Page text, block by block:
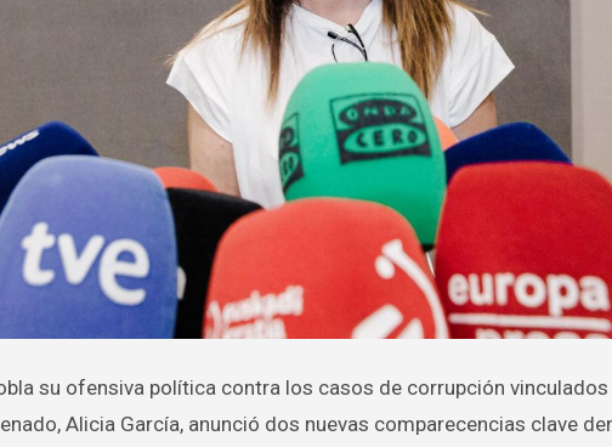
Alicia García, anunció dos nuevas comparecencias clave